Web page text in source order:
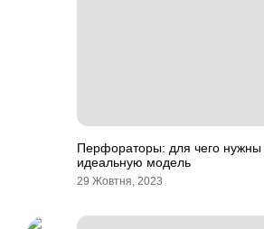
Перфораторы: для чего нужны
идеальную модель
29 Жовтня, 2023